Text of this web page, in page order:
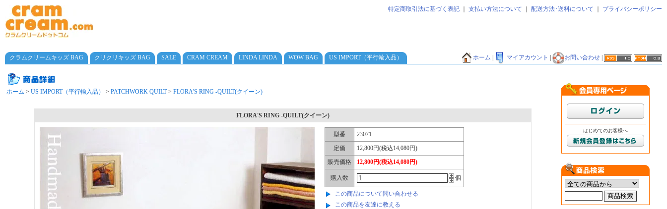
特定商取引法に基づく表記 支払い方法について 配送方法･送料について プライバシーポリシー
クラムクリームキッズ BAG クリクリキッズ BAG SALE CRAM CREAM LINDA LINDA WOW BAG US IMPORT（平行輸入品） ホーム | マイアカウント | お問い合わせ |
ホーム > US IMPORT（平行輸入品） > PATCHWORK QUILT> FLORA'S RING -QUILT(クイーン)
FLORA'S RING -QUILT(クイーン)
型番
23071
定価
12,800円(税込14,080円)
販売価格
12,800円(税込14,080円)
購入数 個
この商品について問い合わせる
この商品を友達に教える
はじめてのお客様へ